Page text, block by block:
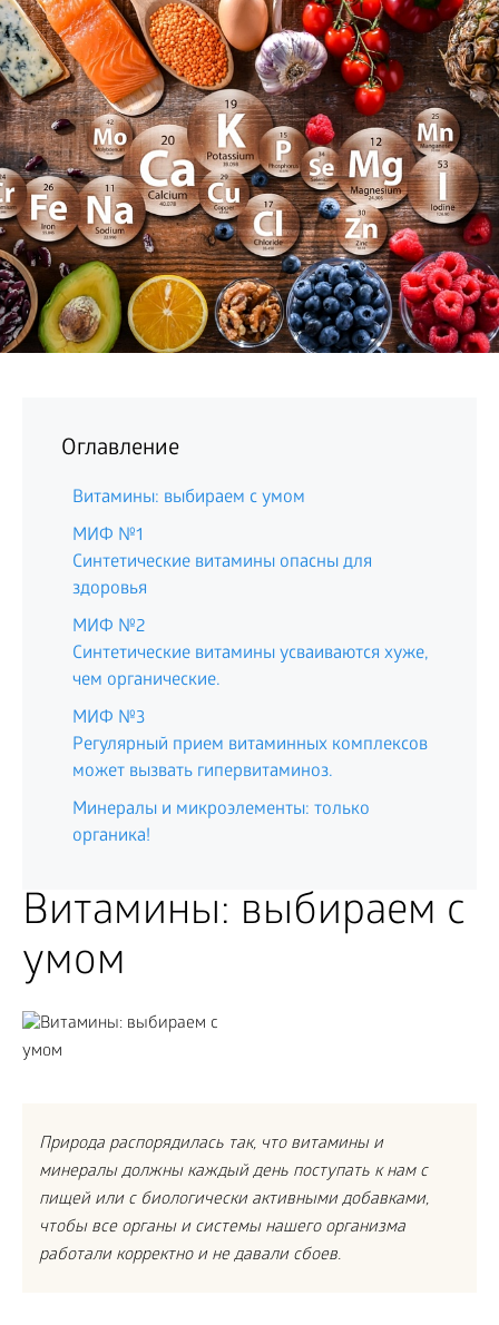
Оглавление
Витамины: выбираем с умом
МИФ №1
Синтетические витамины опасны для
здоровья
МИФ №2
Синтетические витамины усваиваются хуже,
чем органические.
МИФ №3
Регулярный прием витаминных комплексов
может вызвать гипервитаминоз.
Минералы и микроэлементы: только
органика!
Витамины: выбираем с
умом
Природа распорядилась так, что витамины и
минералы должны каждый день поступать к нам с
пищей или с биологически активными добавками,
чтобы все органы и системы нашего организма
работали корректно и не давали сбоев.